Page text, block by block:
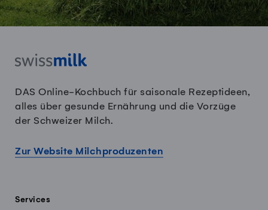
DAS Online-Kochbuch für saisonale Rezeptideen,
alles über gesunde Ernährung und die Vorzüge
der Schweizer Milch.
Zur Website Milchproduzenten
Services